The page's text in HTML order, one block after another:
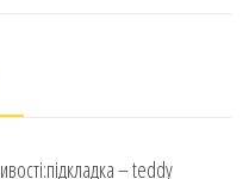
– teddy